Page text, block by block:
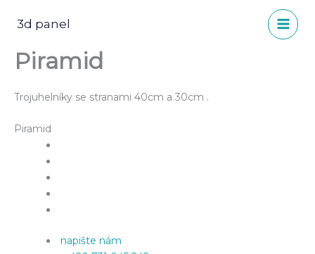
3d panel
Piramid
Trojuhelníky se stranami 40cm a 30cm .
Piramid
napište nám